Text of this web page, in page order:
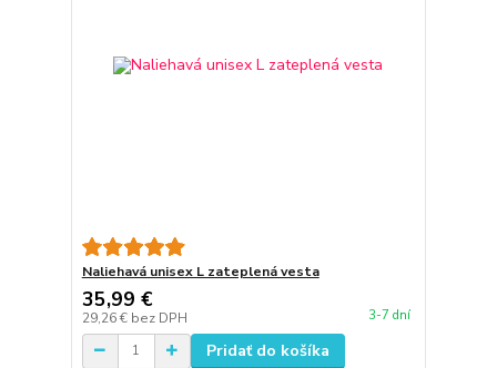
Naliehavá unisex L zateplená vesta
35,99 €
29,26 € bez DPH 3-7 dní
Pridať do košíka